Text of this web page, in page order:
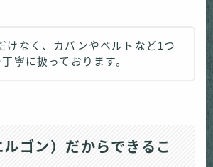
けなく、カバンやベルトなど1つ
丁寧に扱っております。
ゴン）だからできるこ